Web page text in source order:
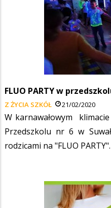
FLUO PARTY w
Z ŻYCIA SZKÓŁ 21/02/2020
W karnawałowym
Przedszkolu nr 6 w
rodzicami na "FLUO PARTY".